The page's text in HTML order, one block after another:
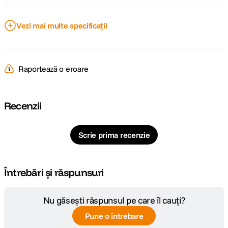
Montura
accesorii
N/A
Vezi mai multe specificații
Raportează o eroare
Recenzii
Scrie prima recenzie
Întrebări și răspunsuri
Nu găsești răspunsul pe care îl cauți?
Pune o întrebare